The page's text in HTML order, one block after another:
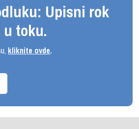
Upisni rok
u toku.
kliknite ovde.